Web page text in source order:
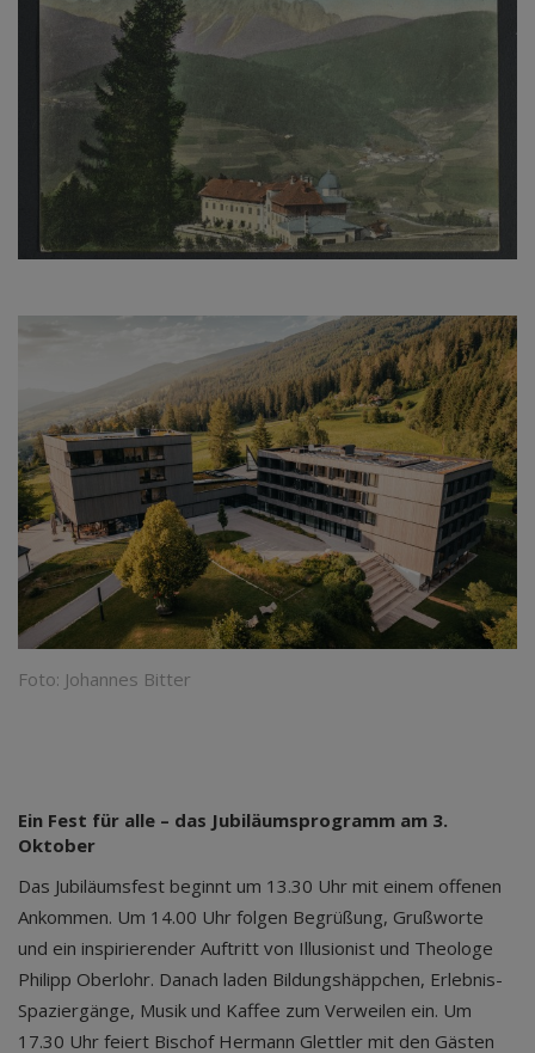
Foto: Johannes Bitter
Ein Fest für alle – das Jubiläumsprogramm am 3.
Oktober
Das Jubiläumsfest beginnt um 13.30 Uhr mit einem offenen
Ankommen. Um 14.00 Uhr folgen Begrüßung, Grußworte
und ein inspirierender Auftritt von Illusionist und Theologe
Philipp Oberlohr. Danach laden Bildungshäppchen, Erlebnis-
Spaziergänge, Musik und Kaffee zum Verweilen ein. Um
17.30 Uhr feiert Bischof Hermann Glettler mit den Gästen